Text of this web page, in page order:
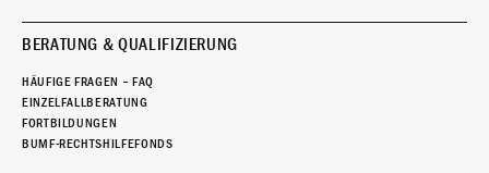
BERATUNG & QUALIFIZIERUNG
HÄUFIGE FRAGEN – FAQ
EINZELFALLBERATUNG
FORTBILDUNGEN
BUMF-RECHTSHILFEFONDS